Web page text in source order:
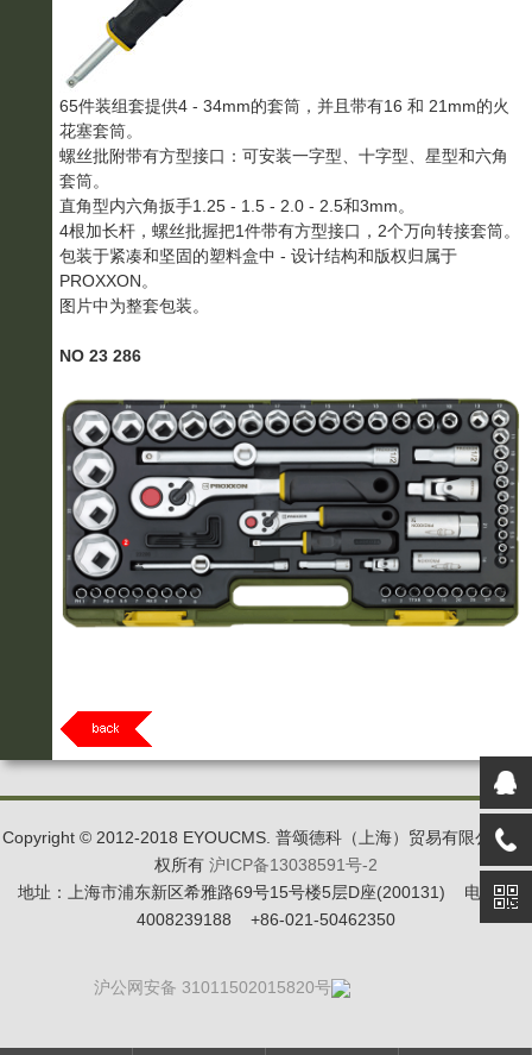
65件装组套提供4 - 34mm的套筒，并且带有16 和 21mm的火
花塞套筒。
螺丝批附带有方型接口：可安装一字型、十字型、星型和六角
套筒。
直角型内六角扳手1.25 - 1.5 - 2.0 - 2.5和3mm。
4根加长杆，螺丝批握把1件带有方型接口，2个万向转接套筒。
包装于紧凑和坚固的塑料盒中 - 设计结构和版权归属于
PROXXON。
图片中为整套包装。
NO 23 286
Copyright © 2012-2018 EYOUCMS. 普颂德科（上海）贸易有限公司 版
权所有 沪ICP备13038591号-2
地址：上海市浦东新区希雅路69号15号楼5层D座(200131) 电话：
4008239188 +86-021-50462350
沪公网安备 31011502015820号